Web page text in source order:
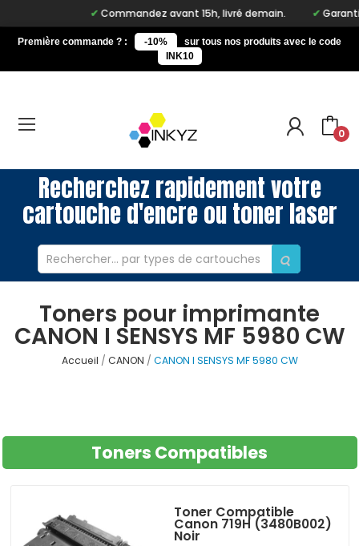
Commandez avant 15h, livré demain. Garantie
Première commande ? : -10%
sur tous nos produits avec le code
INK10
0
Recherchez rapidement votre
cartouche d'encre ou toner laser
Toners pour imprimante
CANON I SENSYS MF 5980 CW
Accueil CANON CANON I SENSYS MF 5980 CW
Toners Compatibles
Toner Compatible
Canon 719H (3480B002)
Noir